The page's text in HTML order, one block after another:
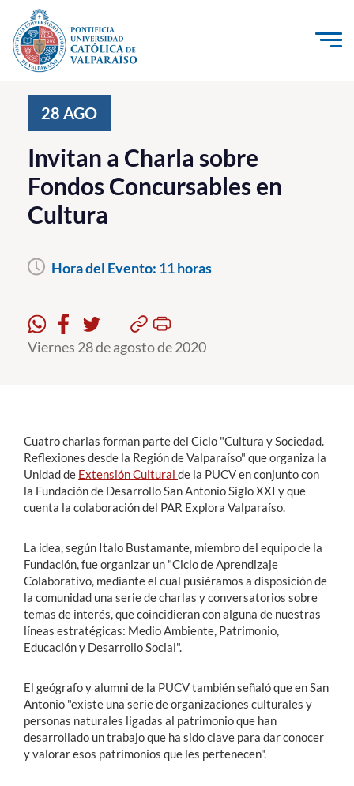
Click acá para ir directamente al contenido
Investigación, Creación e Innovación
PUCV Internacional
Vinculación con el Medio
Postgrado
Formación Continua
Funcionarios
Alumni
English
28 AGO
Invitan a Charla sobre
Fondos Concursables en
Cultura
Hora del Evento: 11 horas
Viernes 28 de agosto de 2020
Cuatro charlas forman parte del Ciclo "Cultura y Sociedad.
Reflexiones desde la Región de Valparaíso" que organiza la
Unidad de Extensión Cultural de la PUCV en conjunto con
la Fundación de Desarrollo San Antonio Siglo XXI y que
cuenta la colaboración del PAR Explora Valparaíso.
La idea, según Italo Bustamante, miembro del equipo de la
Fundación, fue organizar un "Ciclo de Aprendizaje
Colaborativo, mediante el cual pusiéramos a disposición de
la comunidad una serie de charlas y conversatorios sobre
temas de interés, que coincidieran con alguna de nuestras
líneas estratégicas: Medio Ambiente, Patrimonio,
Educación y Desarrollo Social".
El geógrafo y alumni de la PUCV también señaló que en San
Antonio "existe una serie de organizaciones culturales y
personas naturales ligadas al patrimonio que han
desarrollado un trabajo que ha sido clave para dar conocer
y valorar esos patrimonios que les pertenecen".